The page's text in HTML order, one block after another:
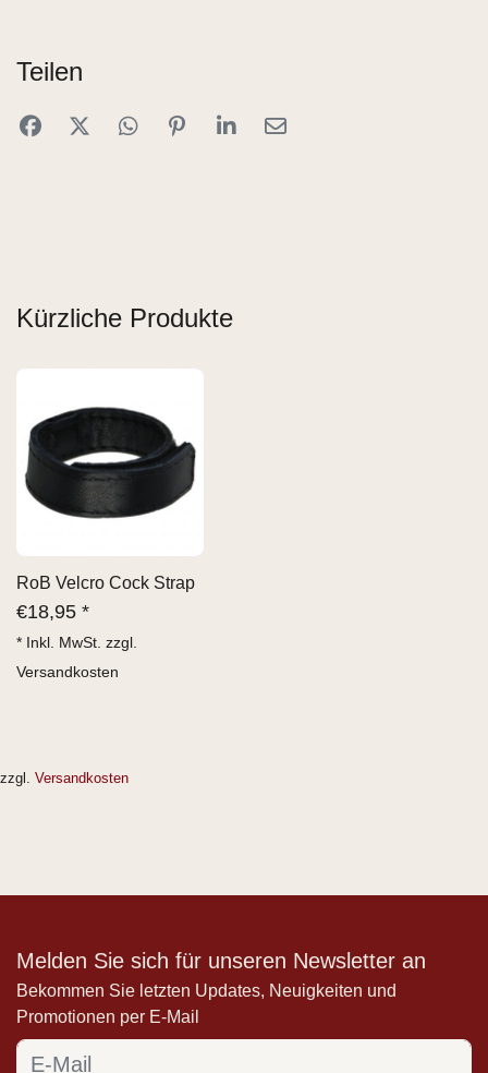
Teilen
Kürzliche Produkte
RoB Velcro Cock Strap
€18,95 *
* Inkl. MwSt. zzgl.
Versandkosten
zzgl. Versandkosten
Melden Sie sich für unseren Newsletter an
Bekommen Sie letzten Updates, Neuigkeiten und
Promotionen per E-Mail